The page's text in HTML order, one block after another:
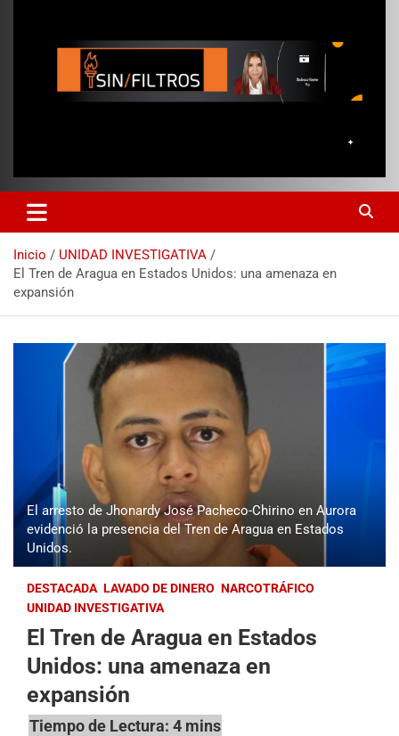
Inicio
UNIDAD INVESTIGATIVA
El Tren de Aragua en Estados Unidos: una amenaza en
expansión
El arresto de Jhonardy José Pacheco-Chirino en Aurora
evidenció la presencia del Tren de Aragua en Estados
Unidos.
DESTACADA LAVADO DE DINERO NARCOTRÁFICO
UNIDAD INVESTIGATIVA
El Tren de Aragua en Estados
Unidos: una amenaza en
expansión